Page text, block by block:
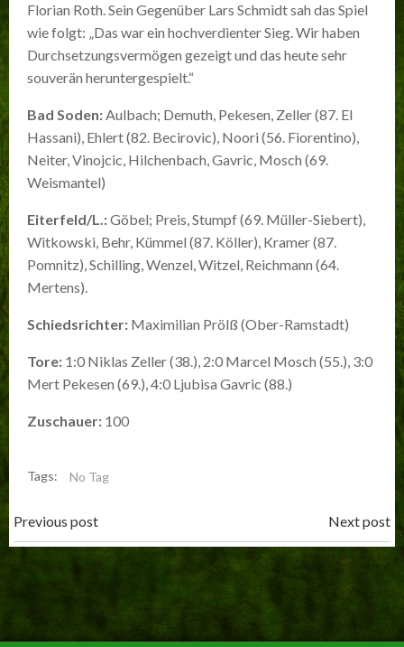
Florian Roth. Sein Gegenüber Lars Schmidt sah das Spiel
wie folgt: „Das war ein hochverdienter Sieg. Wir haben
Durchsetzungsvermögen gezeigt und das heute sehr
souverän heruntergespielt.“
Bad Soden:Aulbach; Demuth, Pekesen, Zeller (87. El
Hassani), Ehlert (82. Becirovic), Noori (56. Fiorentino),
Neiter, Vinojcic, Hilchenbach, Gavric, Mosch (69.
Weismantel)
Eiterfeld/L.:Göbel; Preis, Stumpf (69. Müller-Siebert),
Witkowski, Behr, Kümmel (87. Köller), Kramer (87.
Pomnitz), Schilling, Wenzel, Witzel, Reichmann (64.
Mertens).
Schiedsrichter: Maximilian Prölß (Ober-Ramstadt)
Tore: 1:0 Niklas Zeller (38.), 2:0 Marcel Mosch (55.), 3:0
Mert Pekesen (69.), 4:0 Ljubisa Gavric (88.)
Zuschauer: 100
Tags: No Tag
Post
navigation
Previous post
navigation
Next post